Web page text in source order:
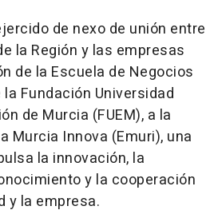
de nexo de unión entre
la Región y las empresas
de la Escuela de Negocios
la Fundación Universidad
de Murcia (FUEM), a la
Murcia Innova (Emuri), una
la innovación, la
y la cooperación
y la empresa.